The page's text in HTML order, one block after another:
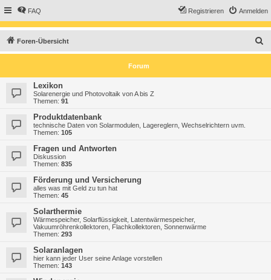
FAQ Anmelden
Registrieren
Foren-Übersicht
u
Forum
Lexikon
Solarenergie und Photovoltaik von A bis Z
Themen: 91
Produktdatenbank
technische Daten von Solarmodulen, Lagereglern, Wechselrichtern uvm.
Themen: 105
Fragen und Antworten
Diskussion
Themen: 835
Förderung und Versicherung
alles was mit Geld zu tun hat
Themen: 45
Solarthermie
Wärmespeicher, Solarflüssigkeit, Latentwärmespeicher,
Vakuumröhrenkollektoren, Flachkollektoren, Sonnenwärme
Themen: 293
Solaranlagen
hier kann jeder User seine Anlage vorstellen
Themen: 143